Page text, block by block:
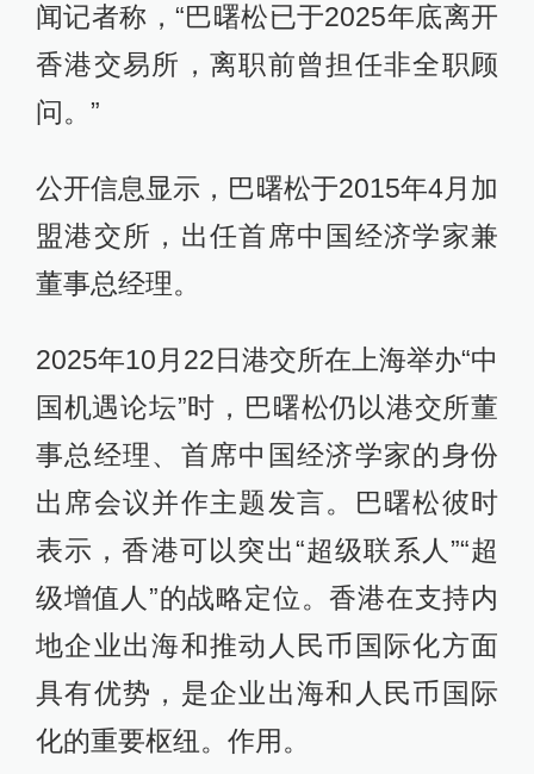
闻记者称，“巴曙松已于2025年底离开
香港交易所，离职前曾担任非全职顾
问。”
公开信息显示，巴曙松于2015年4月加
盟港交所，出任首席中国经济学家兼
董事总经理。
2025年10月22日港交所在上海举办“中
国机遇论坛”时，巴曙松仍以港交所董
事总经理、首席中国经济学家的身份
出席会议并作主题发言。巴曙松彼时
表示，香港可以突出“超级联系人”“超
级增值人”的战略定位。香港在支持内
地企业出海和推动人民币国际化方面
具有优势，是企业出海和人民币国际
化的重要枢纽。作用。